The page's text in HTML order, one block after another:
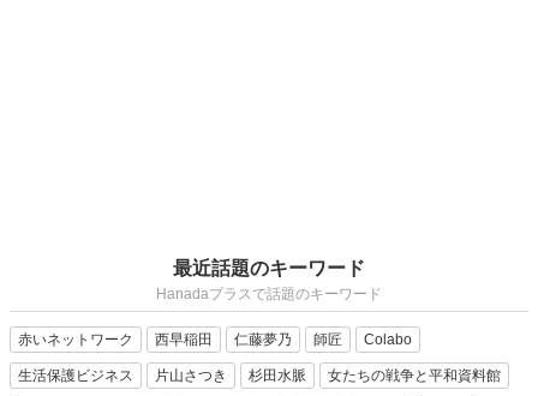
最近話題のキーワード
Hanadaプラスで話題のキーワード
赤いネットワーク 西早稲田 仁藤夢乃 師匠 Colabo
生活保護ビジネス 片山さつき 杉田水脈 女たちの戦争と平和資料館